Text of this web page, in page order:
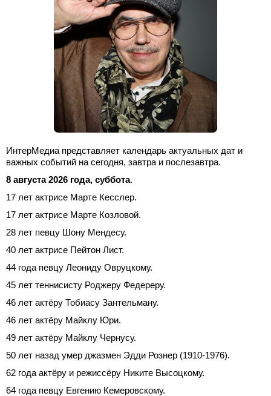
ИнтерМедиа представляет календарь актуальных дат и
важных событий на сегодня, завтра и послезавтра.
8 августа 2026 года, суббота.
17 лет актрисе Марте Кесслер.
17 лет актрисе Марте Козловой.
28 лет певцу Шону Мендесу.
40 лет актрисе Пейтон Лист.
44 года певцу Леониду Овруцкому.
45 лет теннисисту Роджеру Федереру.
46 лет актёру Тобиасу Зантельману.
46 лет актёру Майклу Юри.
49 лет актёру Майклу Чернусу.
50 лет назад умер джазмен Эдди Рознер (1910-1976).
62 года актёру и режиссёру Никите Высоцкому.
64 года певцу Евгению Кемеровскому.